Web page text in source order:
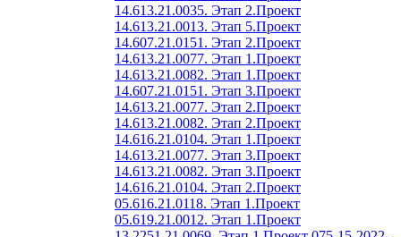
14.613.21.0035. Этап 2.Проект
14.613.21.0013. Этап 5.Проект
14.607.21.0151. Этап 2.Проект
14.613.21.0077. Этап 1.Проект
14.613.21.0082. Этап 1.Проект
14.607.21.0151. Этап 3.Проект
14.613.21.0077. Этап 2.Проект
14.613.21.0082. Этап 2.Проект
14.616.21.0104. Этап 1.Проект
14.613.21.0077. Этап 3.Проект
14.613.21.0082. Этап 3.Проект
14.616.21.0104. Этап 2.Проект
05.616.21.0118. Этап 1.Проект
05.619.21.0012. Этап 1.Проект